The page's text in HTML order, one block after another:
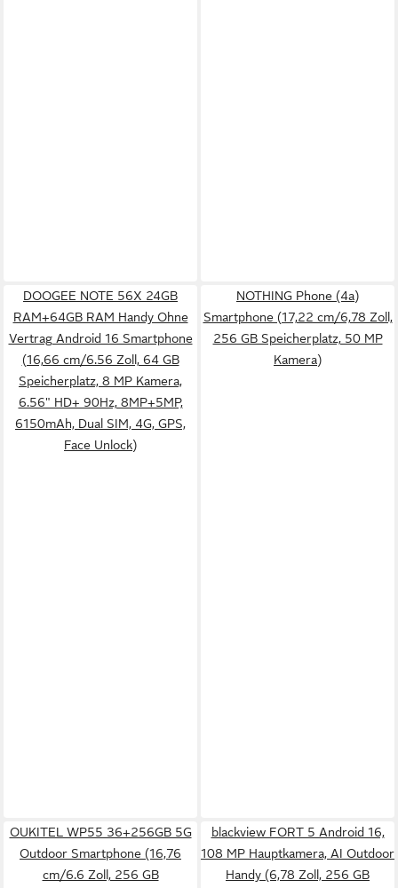
DOOGEE NOTE 56X 24GB
RAM+64GB RAM Handy Ohne
Vertrag Android 16 Smartphone
(16,66 cm/6.56 Zoll, 64 GB
Speicherplatz, 8 MP Kamera,
6.56" HD+ 90Hz, 8MP+5MP,
6150mAh, Dual SIM, 4G, GPS,
Face Unlock)
NOTHING Phone (4a)
Smartphone (17,22 cm/6,78 Zoll,
256 GB Speicherplatz, 50 MP
Kamera)
OUKITEL WP55 36+256GB 5G
Outdoor Smartphone (16,76
cm/6.6 Zoll, 256 GB
blackview FORT 5 Android 16,
108 MP Hauptkamera, AI Outdoor
Handy (6,78 Zoll, 256 GB